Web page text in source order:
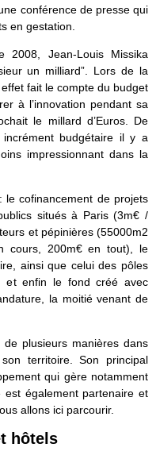
conférence de presse qui
en gestation.
2008, Jean-Louis Missika
un milliard”. Lors de la
fait le compte du budget
à l’innovation pendant sa
le millard d’Euros. De
budgétaire il y a
impressionnant dans la
le cofinancement de projets
situés à Paris (3m€ /
et pépinières (55000m2
cours, 200m€ en tout), le
ainsi que celui des pôles
et enfin le fond créé avec
la moitié venant de
plusieurs manières dans
territoire. Son principal
qui gère notamment
est également partenaire et
allons ici parcourir.
hôtels